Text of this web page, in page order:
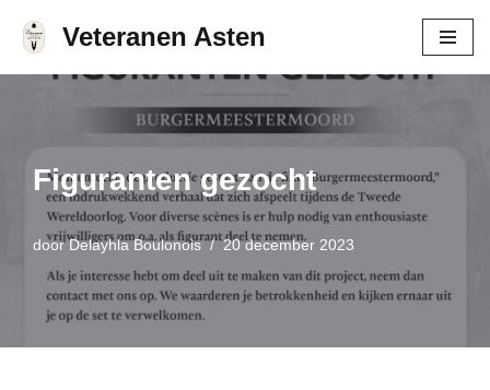
Veteranen Asten
Figuranten gezocht
doorDelayhla Boulonois 20 december 2023